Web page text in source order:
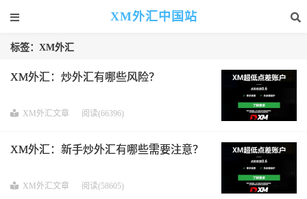
XM外汇中国站
标签：XM外汇
XM外汇：炒外汇有哪些风险？
XM外汇文章 阅读(66396)
XM外汇：新手炒外汇有哪些需要注意？
XM外汇文章 阅读(58605)